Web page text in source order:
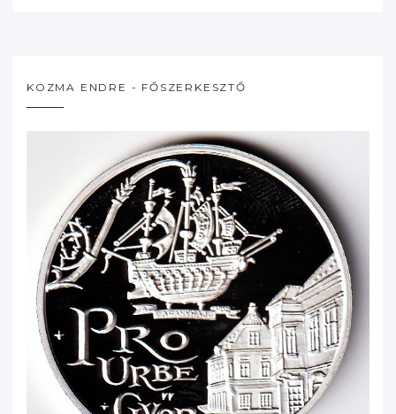
KOZMA ENDRE - FŐSZERKESZTŐ